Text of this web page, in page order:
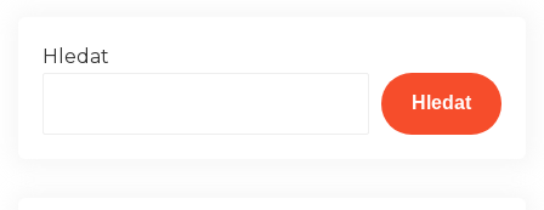
Hledat
Hledat